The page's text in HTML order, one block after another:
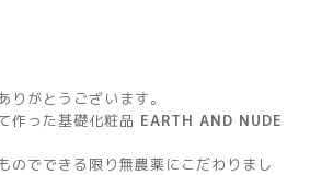
りがとうございます。
作った基礎化粧品 EARTH AND NUDE
のでできる限り無農薬にこだわりまし